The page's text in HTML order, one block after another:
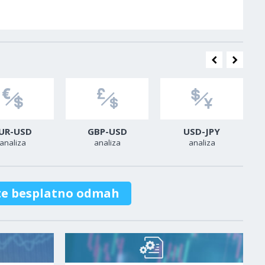
USD
analiza
GBP-USD
analiza
USD-JPY
analiza
besplatno odmah